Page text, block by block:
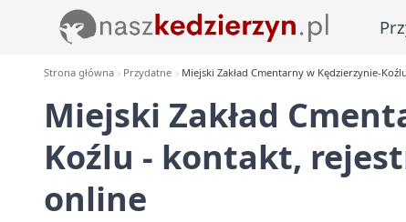
Strona główna Przydatne Miejski Zakład Cmentarny w Kędzierzynie-
Miejski Zakład
Koźlu - kontakt,
online